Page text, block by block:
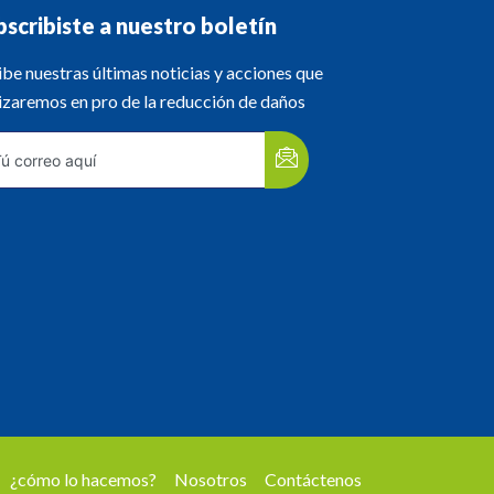
a nuestro boletín
nuestras últimas noticias y acciones que
en pro de la reducción de daños
¿cómo lo hacemos? Nosotros Contáctenos